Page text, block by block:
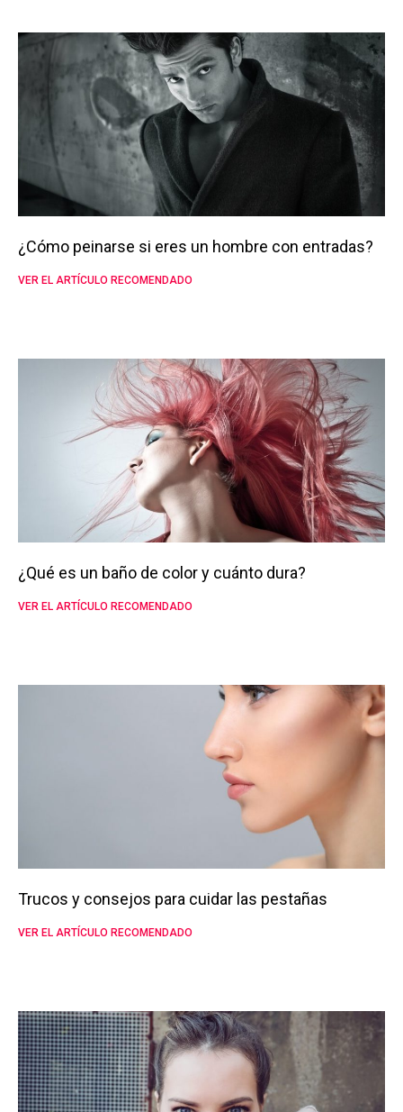
¿Cómo peinarse si eres un hombre con entradas?
VER EL ARTÍCULO RECOMENDADO
¿Qué es un baño de color y cuánto dura?
VER EL ARTÍCULO RECOMENDADO
Trucos y consejos para cuidar las pestañas
VER EL ARTÍCULO RECOMENDADO